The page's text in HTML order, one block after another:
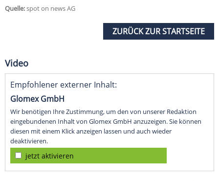
Quelle:spot on news AG
ZURÜCK ZUR STARTSEITE
Video
Empfohlener externer Inhalt:
Glomex GmbH
Wir benötigen Ihre Zustimmung, um den von unserer Redaktion
eingebundenen Inhalt von Glomex GmbH anzuzeigen. Sie können
diesen mit einem Klick anzeigen lassen und auch wieder
deaktivieren.
jetzt aktivieren